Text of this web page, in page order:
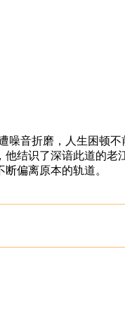
音折磨，人生困顿
结识了深谙此道的老
偏离原本的轨道。